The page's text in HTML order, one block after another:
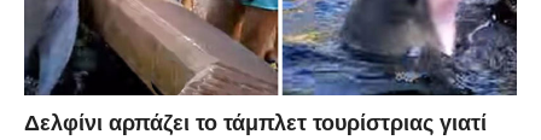
Δελφίνι αρπάζει το τάμπλετ τουρίστριας γιατί